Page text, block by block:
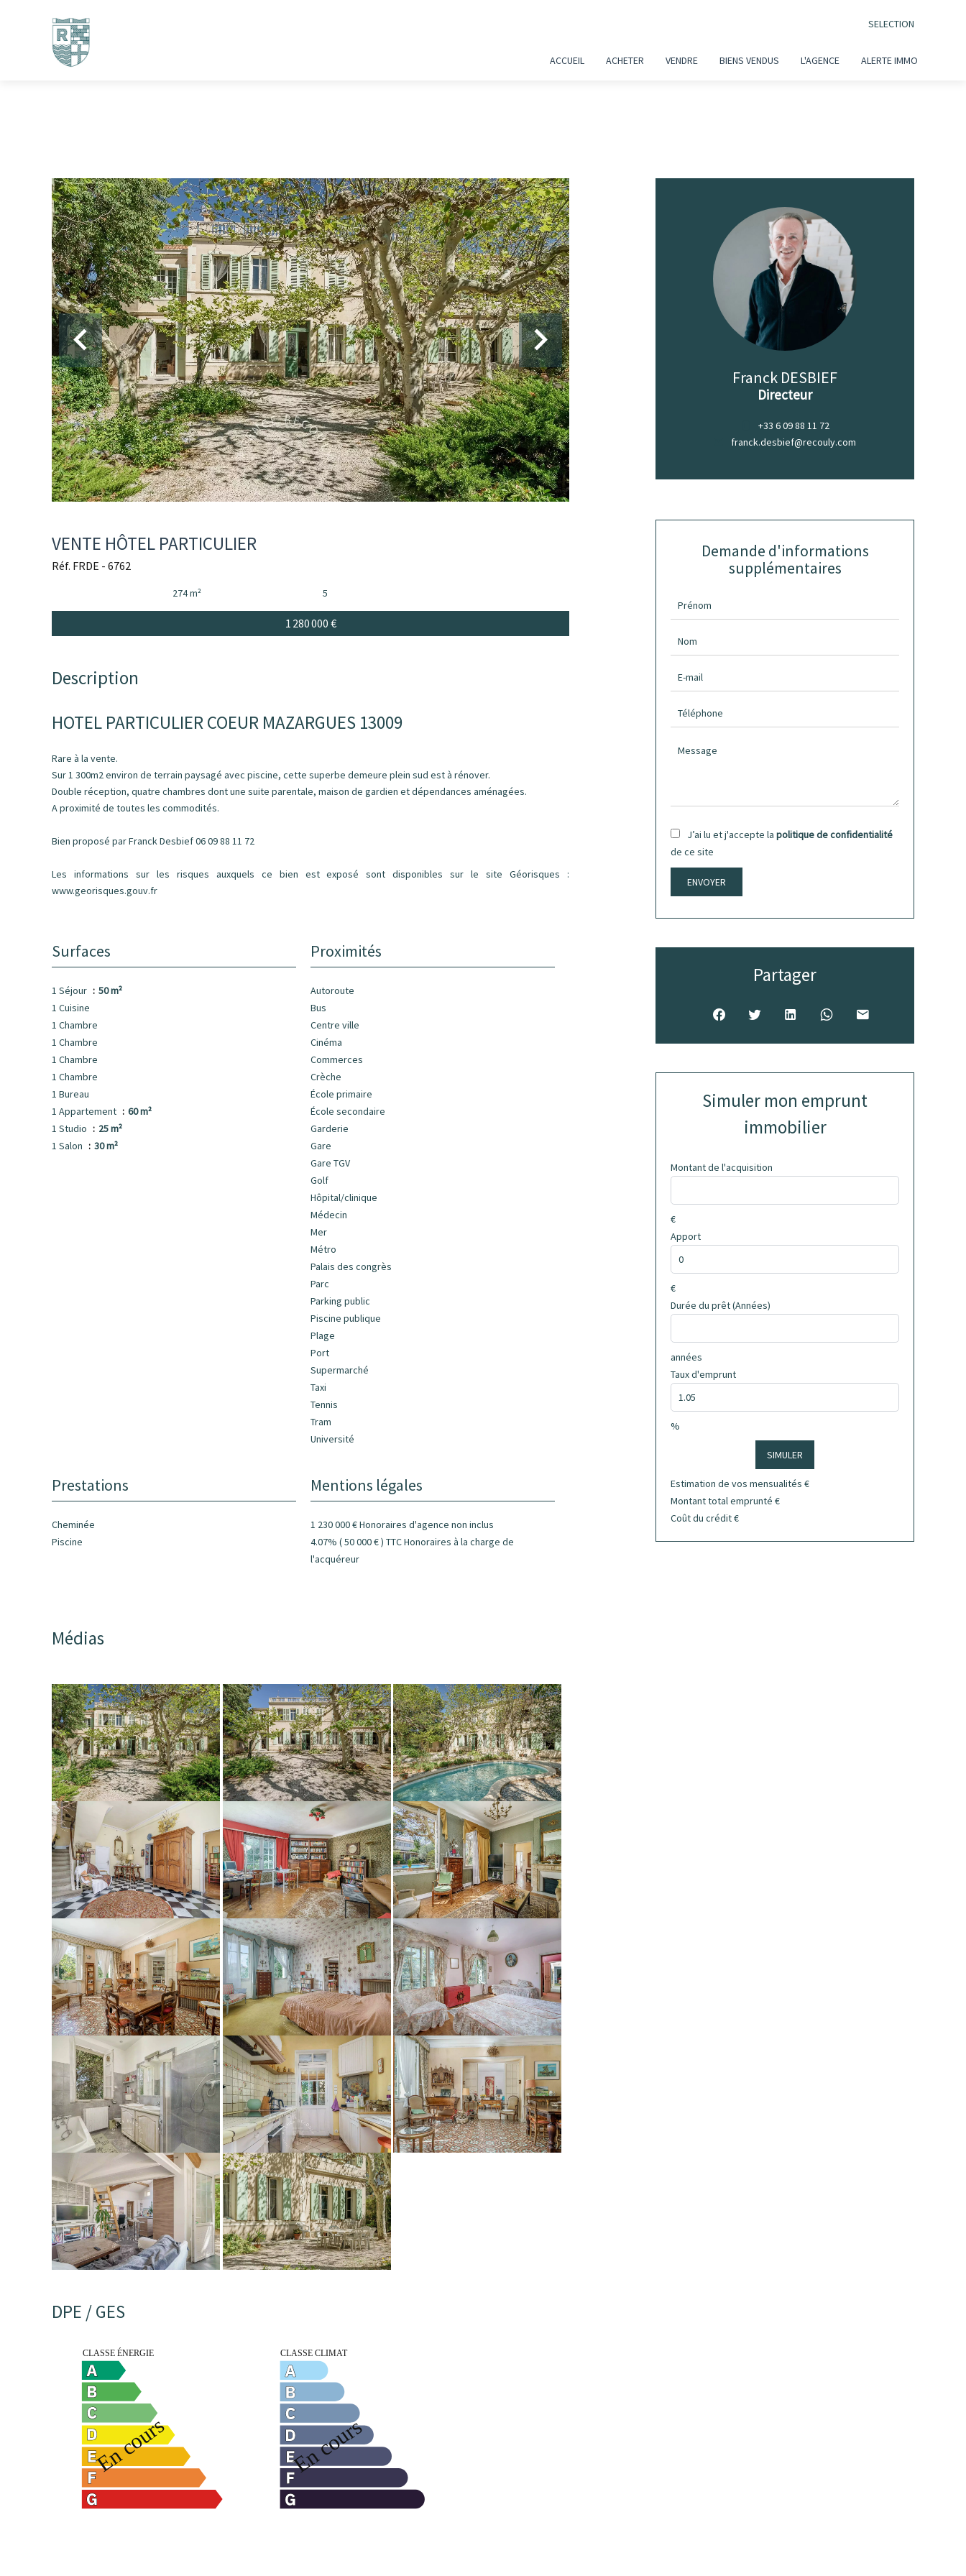
SELECTION
ACCUEIL ACHETER VENDRE BIENS VENDUS L'AGENCE ALERTE IMMO
VENTE HÔTEL PARTICULIER
Réf. FRDE - 6762
274 m² 5
1 280 000 €
Description
HOTEL PARTICULIER COEUR MAZARGUES 13009
Rare à la vente.
Sur 1 300m2 environ de terrain paysagé avec piscine, cette superbe demeure plein sud est à rénover.
Double réception, quatre chambres dont une suite parentale, maison de gardien et dépendances aménagées.
A proximité de toutes les commodités.
Bien proposé par Franck Desbief 06 09 88 11 72
Les informations sur les risques auxquels ce bien est exposé sont disponibles sur le site Géorisques :
www.georisques.gouv.fr
Surfaces
1 Séjour
50 m²
1 Cuisine
1 Chambre
1 Chambre
1 Chambre
1 Chambre
1 Bureau
1 Appartement
60 m²
1 Studio
25 m²
1 Salon
30 m²
Proximités
Autoroute
Bus
Centre ville
Cinéma
Commerces
Crèche
École primaire
École secondaire
Garderie
Gare
Gare TGV
Golf
Hôpital/clinique
Médecin
Mer
Métro
Palais des congrès
Parc
Parking public
Piscine publique
Plage
Port
Supermarché
Taxi
Tennis
Tram
Université
Prestations
Cheminée
Piscine
Mentions légales
1 230 000 € Honoraires d'agence non inclus
4.07% ( 50 000 € ) TTC Honoraires à la charge de
l'acquéreur
Médias
DPE / GES
Franck DESBIEF
Directeur
+33 6 09 88 11 72
franck.desbief@recouly.com
Demande d'informations
supplémentaires
J’ai lu et j'accepte la politique de confidentialité
de ce site
ENVOYER
Partager
Simuler mon emprunt
immobilier
Montant de l'acquisition
€
Apport
€
Durée du prêt (Années)
années
Taux d'emprunt
%
SIMULER
Estimation de vos mensualités €
Montant total emprunté €
Coût du crédit€